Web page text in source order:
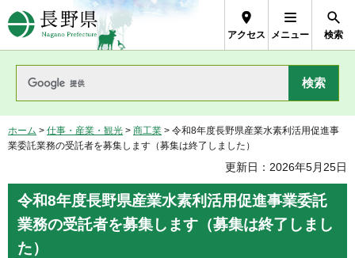
長野県Nagano Prefecture
アクセス メニュー 検索
ホーム > 仕事・産業・観光 > 商工業 > 令和8年度長野県産業水素利活用促進事
業委託業務の受託者を募集します（募集は終了しました）
更新日：2026年5月25日
令和8年度長野県産業水素利活用促進事業委託
業務の受託者を募集します（募集は終了しまし
た）